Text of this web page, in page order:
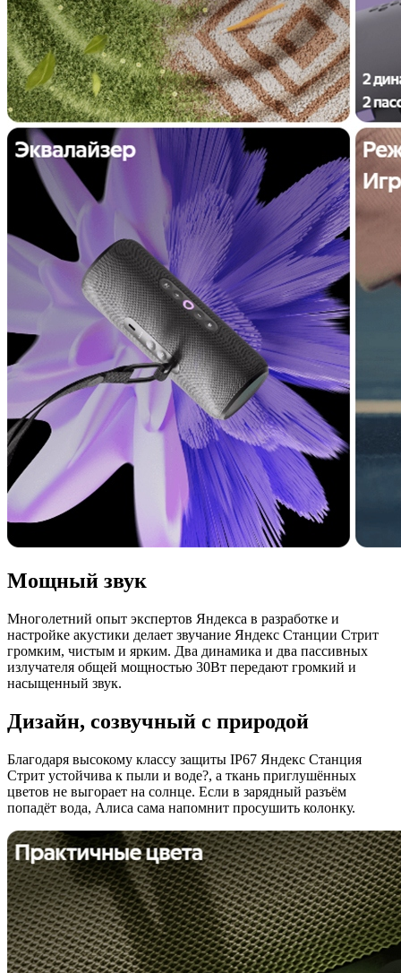
Мощный звук
Многолетний опыт экспертов Яндекса в разработке и
настройке акустики делает звучание Яндекс Станции Стрит
громким, чистым и ярким. Два динамика и два пассивных
излучателя общей мощностью 30Вт передают громкий и
насыщенный звук.
Дизайн, созвучный с природой
Благодаря высокому классу защиты IP67 Яндекс Станция
Стрит устойчива к пыли и воде?, а ткань приглушённых
цветов не выгорает на солнце. Если в зарядный разъём
попадёт вода, Алиса сама напомнит просушить колонку.